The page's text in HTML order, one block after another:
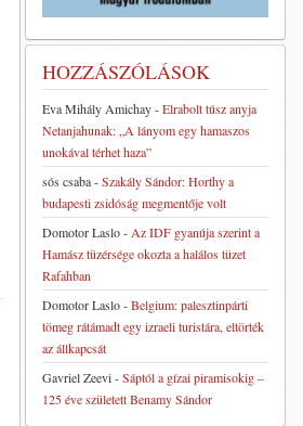
HOZZÁSZÓLÁSOK
Eva Mihály Amichay-Elrabolt túsz anyja
Netanjahunak: „A lányom egy hamaszos
unokával térhet haza”
sós csaba-Szakály Sándor: Horthy a
budapesti zsidóság megmentője volt
Domotor Laslo- Az IDF gyanúja szerint a
Hamász tüzérsége okozta a halálos tüzet
Rafahban
Domotor Laslo-Belgium: palesztinpárti
tömeg rátámadt egy izraeli turistára, eltörték
az állkapcsát
Gavriel Zeevi-Sáptól a gízai piramisokig –
125 éve született Benamy Sándor